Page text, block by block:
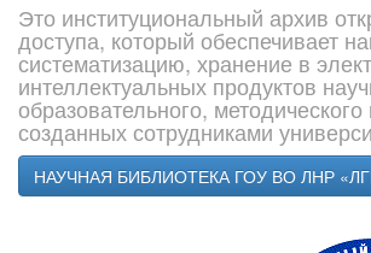
Это институциональный архив
доступа, который обеспечивает
систематизацию, хранение в
интеллектуальных продуктов
образовательного,
созданных сотрудниками
НАУЧНАЯ БИБЛИОТЕКА ГОУ ВО ЛНР